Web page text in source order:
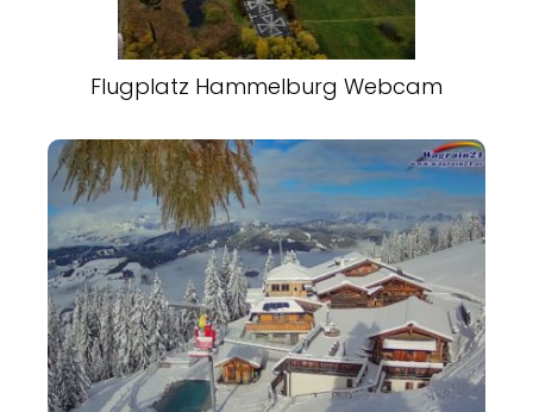
Flugplatz Hammelburg Webcam